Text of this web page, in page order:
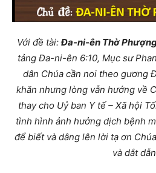
Với đề tài:Đa-ni-ên Thờ
tảng Đa-ni-ên 6:10, Mục sư
dân Chúa cần noi theo gương
khăn nhưng lòng vẫn hướng về
thay cho Uỷ ban Y tế – Xã hội
tình hình ảnh hưởng dịch bệnh
để biết và dâng lên lời tạ ơn
và dắt